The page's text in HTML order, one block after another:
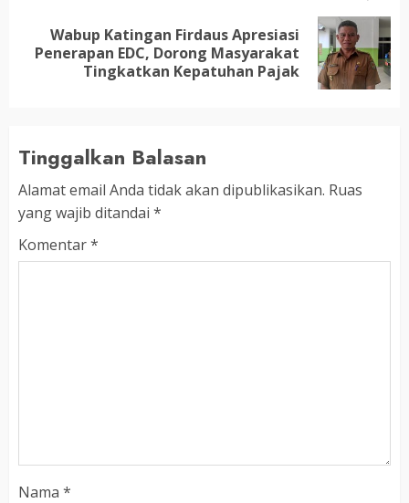
Next
Wabup Katingan Firdaus Apresiasi
Penerapan EDC, Dorong Masyarakat
Tingkatkan Kepatuhan Pajak
Tinggalkan Balasan
Alamat email Anda tidak akan dipublikasikan. Ruas
yang wajib ditandai *
Komentar*
Nama *